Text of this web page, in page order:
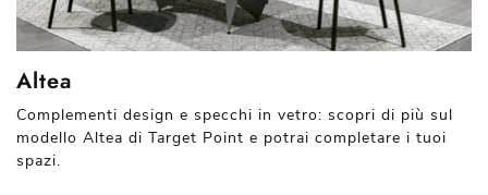
Altea
Complementi design e specchi in vetro: scopri di più sul
modello Altea di Target Point e potrai completare i tuoi
spazi.